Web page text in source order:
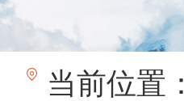
当前位置：